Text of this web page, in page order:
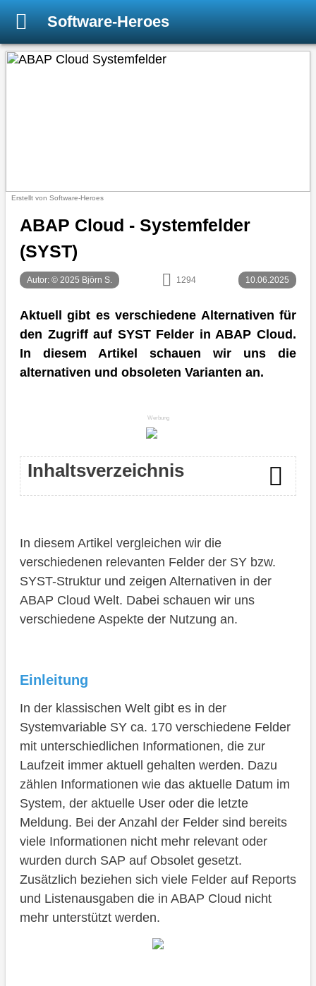
Software-Heroes
Erstellt von Software-Heroes
ABAP Cloud - Systemfelder
(SYST)
Autor: © 2025 Björn S. 1294 10.06.2025
Aktuell gibt es verschiedene Alternativen für
den Zugriff auf SYST Felder in ABAP Cloud.
In diesem Artikel schauen wir uns die
alternativen und obsoleten Varianten an.
Werbung
Inhaltsverzeichnis
Technische Felder
Verarbeitung
Informationen
User Alias
System Datum/Zeit
Lokales Datum/Zeit
Sprache
Nachrichten
Verwendung
Vollständiges Beispiel
Fazit
In diesem Artikel vergleichen wir die
verschiedenen relevanten Felder der SY bzw.
SYST-Struktur und zeigen Alternativen in der
ABAP Cloud Welt. Dabei schauen wir uns
verschiedene Aspekte der Nutzung an.
Einleitung
In der klassischen Welt gibt es in der
Systemvariable SY ca. 170 verschiedene Felder
mit unterschiedlichen Informationen, die zur
Laufzeit immer aktuell gehalten werden. Dazu
zählen Informationen wie das aktuelle Datum im
System, der aktuelle User oder die letzte
Meldung. Bei der Anzahl der Felder sind bereits
viele Informationen nicht mehr relevant oder
wurden durch SAP auf Obsolet gesetzt.
Zusätzlich beziehen sich viele Felder auf Reports
und Listenausgaben die in ABAP Cloud nicht
mehr unterstützt werden.